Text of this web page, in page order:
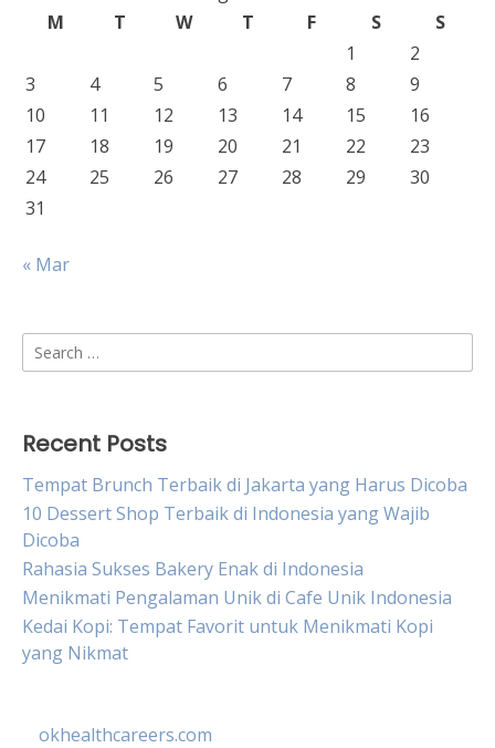
M
T W T F S
S
1
2
3
4 5 6 7 8
9
10
11 12 13 14 15
16
17
18 19 20 21 22
23
24
25 26 27 28 29
30
31
« Mar
Search
for:
Recent Posts
Tempat Brunch Terbaik di Jakarta yang Harus Dicoba
10 Dessert Shop Terbaik di Indonesia yang Wajib
Dicoba
Rahasia Sukses Bakery Enak di Indonesia
Menikmati Pengalaman Unik di Cafe Unik Indonesia
Kedai Kopi: Tempat Favorit untuk Menikmati Kopi
yang Nikmat
okhealthcareers.com